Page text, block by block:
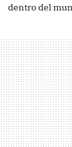
dentro del